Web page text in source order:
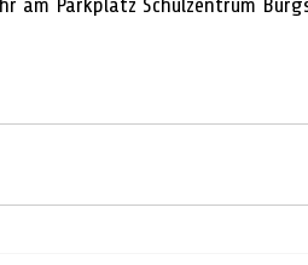
am Parkplatz Schulzentrum